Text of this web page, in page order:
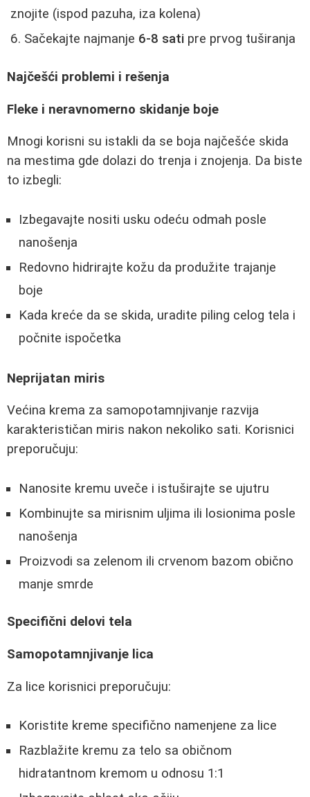
znojite (ispod pazuha, iza kolena)
Sačekajte najmanje 6-8 sati pre prvog tuširanja
Najčešći problemi i rešenja
Fleke i neravnomerno skidanje boje
Mnogi korisni su istakli da se boja najčešće skida
na mestima gde dolazi do trenja i znojenja. Da biste
to izbegli:
Izbegavajte nositi usku odeću odmah posle
nanošenja
Redovno hidrirajte kožu da produžite trajanje
boje
Kada kreće da se skida, uradite piling celog tela i
počnite ispočetka
Neprijatan miris
Većina krema za samopotamnjivanje razvija
karakterističan miris nakon nekoliko sati. Korisnici
preporučuju:
Nanosite kremu uveče i istuširajte se ujutru
Kombinujte sa mirisnim uljima ili losionima posle
nanošenja
Proizvodi sa zelenom ili crvenom bazom obično
manje smrde
Specifični delovi tela
Samopotamnjivanje lica
Za lice korisnici preporučuju:
Koristite kreme specifično namenjene za lice
Razblažite kremu za telo sa običnom
hidratantnom kremom u odnosu 1:1